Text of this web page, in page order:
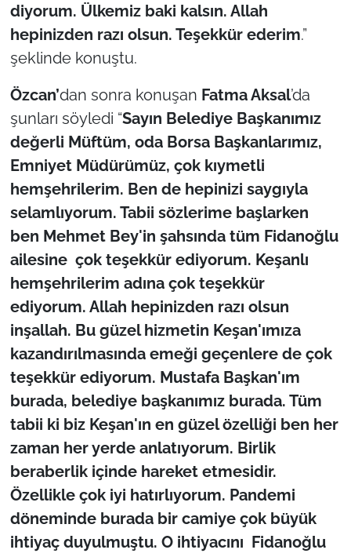
diyorum. Ülkemiz baki kalsın. Allah
hepinizden razı olsun. Teşekkür ederim.”
şeklinde konuştu.
Özcan’dan sonra konuşan Fatma Aksal’da
şunları söyledi “Sayın Belediye Başkanımız
değerli Müftüm, oda Borsa Başkanlarımız,
Emniyet Müdürümüz, çok kıymetli
hemşehrilerim. Ben de hepinizi saygıyla
selamlıyorum. Tabii sözlerime başlarken
ben Mehmet Bey'in şahsında tüm Fidanoğlu
ailesine çok teşekkür ediyorum. Keşanlı
hemşehrilerim adına çok teşekkür
ediyorum. Allah hepinizden razı olsun
inşallah. Bu güzel hizmetin Keşan'ımıza
kazandırılmasında emeği geçenlere de çok
teşekkür ediyorum. Mustafa Başkan'ım
burada, belediye başkanımız burada. Tüm
tabii ki biz Keşan'ın en güzel özelliği ben her
zaman her yerde anlatıyorum. Birlik
beraberlik içinde hareket etmesidir.
Özellikle çok iyi hatırlıyorum. Pandemi
döneminde burada bir camiye çok büyük
ihtiyaç duyulmuştu. O ihtiyacını Fidanoğlu